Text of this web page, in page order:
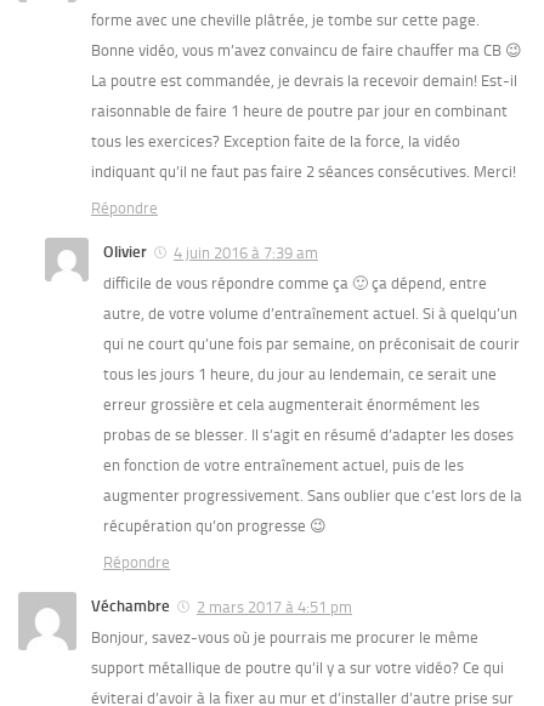
forme avec une cheville plâtrée, je tombe sur cette page.
Bonne vidéo, vous m’avez convaincu de faire chauffer ma CB 😉
La poutre est commandée, je devrais la recevoir demain! Est-il
raisonnable de faire 1 heure de poutre par jour en combinant
tous les exercices? Exception faite de la force, la vidéo
indiquant qu’il ne faut pas faire 2 séances consécutives. Merci!
Répondre
Olivier
4 juin 2016 à 7:39 am
difficile de vous répondre comme ça 🙂 ça dépend, entre
autre, de votre volume d’entraînement actuel. Si à quelqu’un
qui ne court qu’une fois par semaine, on préconisait de courir
tous les jours 1 heure, du jour au lendemain, ce serait une
erreur grossière et cela augmenterait énormément les
probas de se blesser. Il s’agit en résumé d’adapter les doses
en fonction de votre entraînement actuel, puis de les
augmenter progressivement. Sans oublier que c’est lors de la
récupération qu’on progresse 😉
Répondre
Véchambre
2 mars 2017 à 4:51 pm
Bonjour, savez-vous où je pourrais me procurer le même
support métallique de poutre qu’il y a sur votre vidéo? Ce qui
éviterai d’avoir à la fixer au mur et d’installer d’autre prise sur